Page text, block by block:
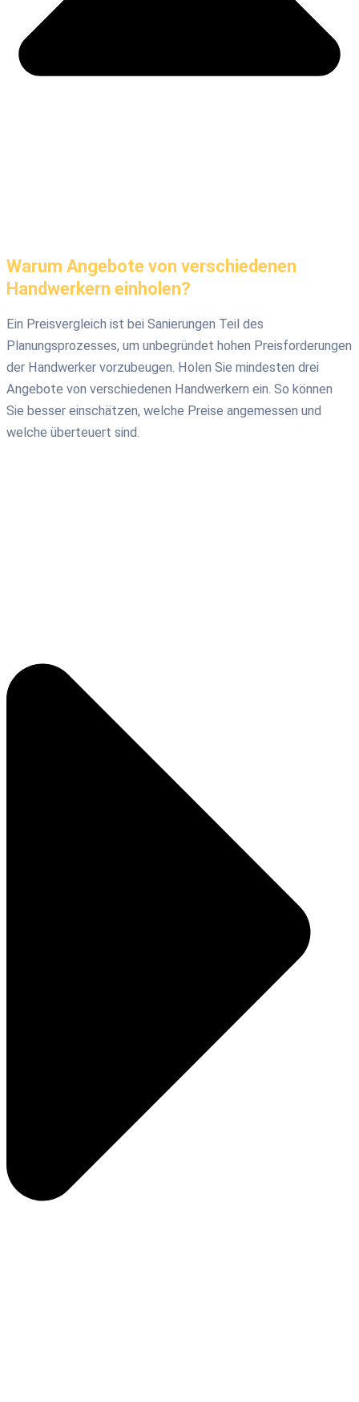
Warum Angebote von verschiedenen
Handwerkern einholen?
Ein Preisvergleich ist bei Sanierungen Teil des
Planungsprozesses, um unbegründet hohen Preisforderungen
der Handwerker vorzubeugen. Holen Sie mindesten drei
Angebote von verschiedenen Handwerkern ein. So können
Sie besser einschätzen, welche Preise angemessen und
welche überteuert sind.